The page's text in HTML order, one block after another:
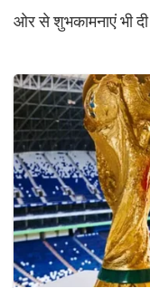
ओर से शुभकामनाएं भी